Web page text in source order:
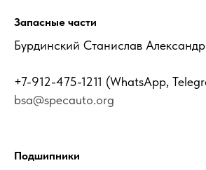
Запасные части
Бурдинский Станислав
+7-912-475-1211 (WhatsApp,
bsa@specauto.org
Подшипники